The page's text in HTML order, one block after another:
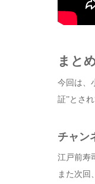
まと
今回は、
証”とさ
チャン
江戸前寿
また次回